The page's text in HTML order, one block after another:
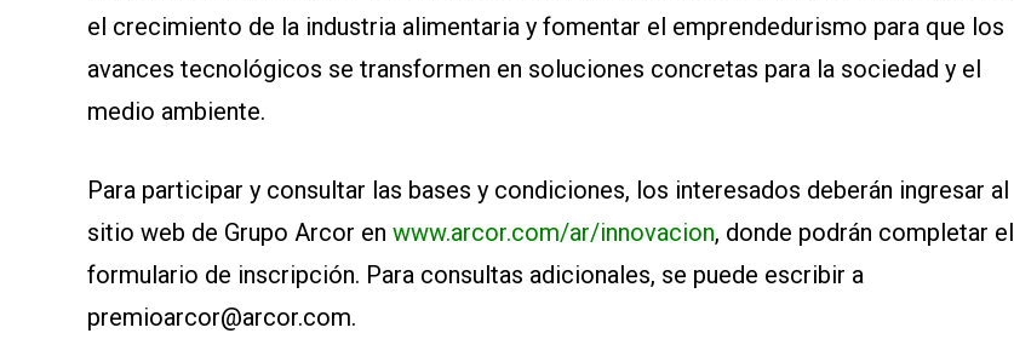
el crecimiento de la industria alimentaria y fomentar el emprendedurismo para que los
avances tecnológicos se transformen en soluciones concretas para la sociedad y el
medio ambiente.
Para participar y consultar las bases y condiciones, los interesados deberán ingresar al
sitio web de Grupo Arcor en www.arcor.com/ar/innovacion, donde podrán completar el
formulario de inscripción. Para consultas adicionales, se puede escribir a
premioarcor@arcor.com.